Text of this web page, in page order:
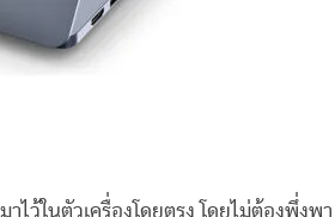
ไว้ในตัวเครื่องโดยตรง โดยไม่ต้องพึ่งพา